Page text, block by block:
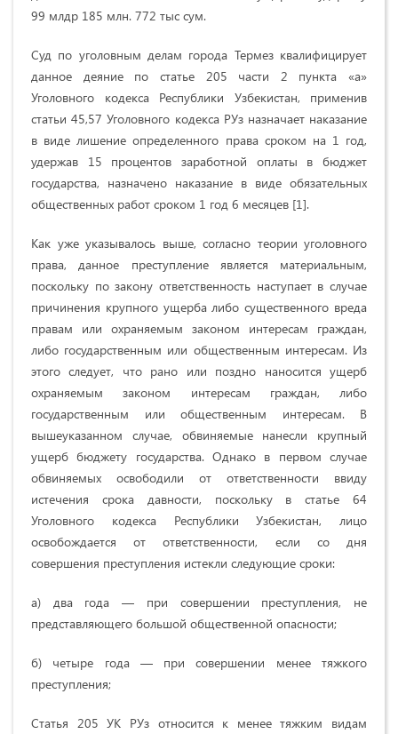
99 млдр 185 млн. 772 тыс сум.
Суд по уголовным делам города Термез квалифицирует
данное деяние по статье 205 части 2 пункта «а»
Уголовного кодекса Республики Узбекистан, применив
статьи 45,57 Уголовного кодекса РУз назначает наказание
в виде лишение определенного права сроком на 1 год,
удержав 15 процентов заработной оплаты в бюджет
государства, назначено наказание в виде обязательных
общественных работ сроком 1 год 6 месяцев [1].
Как уже указывалось выше, согласно теории уголовного
права, данное преступление является материальным,
поскольку по закону ответственность наступает в случае
причинения крупного ущерба либо существенного вреда
правам или охраняемым законом интересам граждан,
либо государственным или общественным интересам. Из
этого следует, что рано или поздно наносится ущерб
охраняемым законом интересам граждан, либо
государственным или общественным интересам. В
вышеуказанном случае, обвиняемые нанесли крупный
ущерб бюджету государства. Однако в первом случае
обвиняемых освободили от ответственности ввиду
истечения срока давности, поскольку в статье 64
Уголовного кодекса Республики Узбекистан, лицо
освобождается от ответственности, если со дня
совершения преступления истекли следующие сроки:
а) два года — при совершении преступления, не
представляющего большой общественной опасности;
б) четыре года — при совершении менее тяжкого
преступления;
Статья 205 УК РУз относится к менее тяжким видам